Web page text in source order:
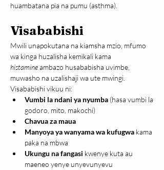
huambatana pia na pumu (asthma).
Visababishi
Mwili unapokutana na kiamsha mzio, mfumo
wa kinga huzalisha kemikali kama
histamine ambazo husababisha uvimbe,
muwasho na uzalishaji wa ute mwingi.
Visababishi vikuu ni:
Vumbi la ndani ya nyumba (hasa vumbi la
godoro, mito, makochi)
Chavua za maua
Manyoya ya wanyama wa kufugwa kama
paka na mbwa
Ukungu na fangasi kwenye kuta au
maeneo yenye unyevunyevu